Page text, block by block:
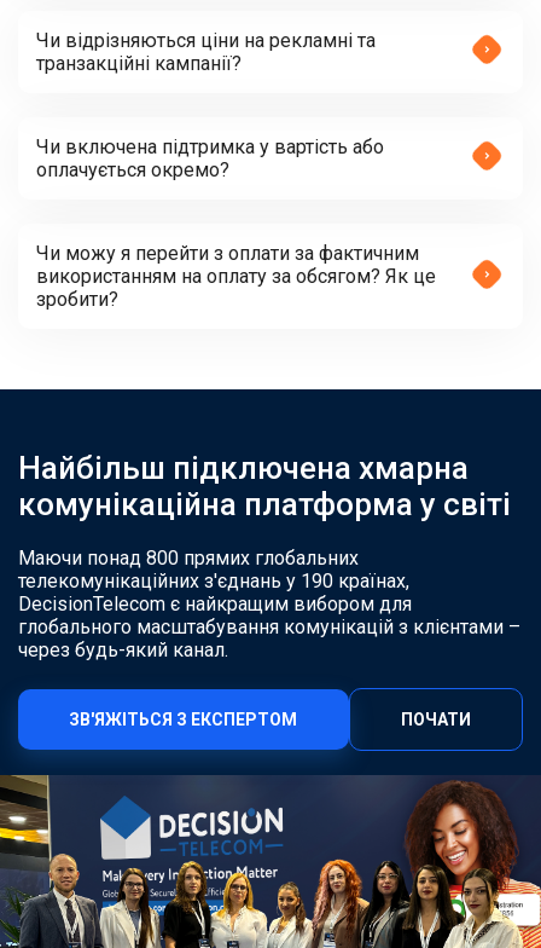
Чи відрізняються ціни на рекламні та
транзакційні кампанії?
Чи включена підтримка у вартість або
оплачується окремо?
Чи можу я перейти з оплати за фактичним
використанням на оплату за обсягом? Як це
зробити?
Найбільш підключена хмарна
комунікаційна платформа у світі
Маючи понад 800 прямих глобальних
телекомунікаційних з'єднань у 190 країнах,
DecisionTelecom є найкращим вибором для
глобального масштабування комунікацій з клієнтами –
через будь-який канал.
ЗВ'ЯЖІТЬСЯ З ЕКСПЕРТОМ ПОЧАТИ